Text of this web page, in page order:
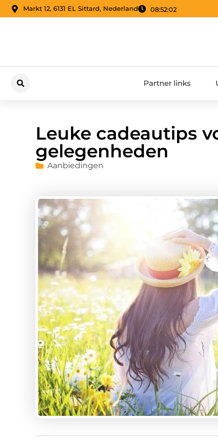
Markt 12, 6131 EL Sittard, Nederland 08:52:03
Partner links
Leuke cadeautips
gelegenheden
Aanbiedingen